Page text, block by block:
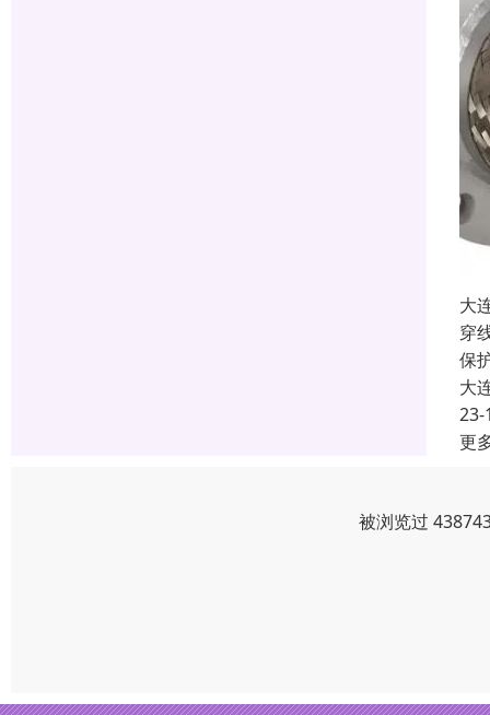
大
穿
保
大
23-
更
被浏览过